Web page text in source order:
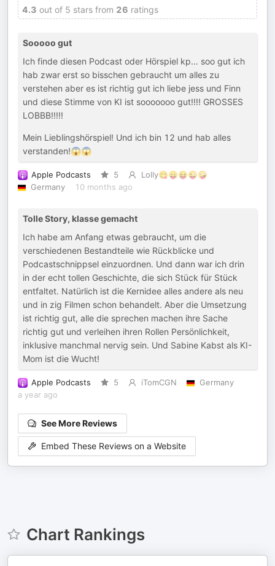
4.3 out of 5 stars from 26 ratings
Sooooo gut
Ich finde diesen Podcast oder Hörspiel kp… soo gut ich
hab zwar erst so bisschen gebraucht um alles zu
verstehen aber es ist richtig gut ich liebe jess und Finn
und diese Stimme von KI ist sooooooo gut!!!! GROSSES
LOBBB!!!!!
Mein Lieblingshörspiel! Und ich bin 12 und hab alles
verstanden!😱😱
Apple Podcasts 5
Lolly😋😛😝😜🤪
Germany
10 months ago
Tolle Story, klasse gemacht
Ich habe am Anfang etwas gebraucht, um die
verschiedenen Bestandteile wie Rückblicke und
Podcastschnippsel einzuordnen. Und dann war ich drin
in der echt tollen Geschichte, die sich Stück für Stück
entfaltet. Natürlich ist die Kernidee alles andere als neu
und in zig Filmen schon behandelt. Aber die Umsetzung
ist richtig gut, alle die sprechen machen ihre Sache
richtig gut und verleihen ihren Rollen Persönlichkeit,
inklusive manchmal nervig sein. Und Sabine Kabst als KI-
Mom ist die Wucht!
Apple Podcasts 5 iTomCGN
Germany
a year ago
See More Reviews
Embed These Reviews on a Website
Chart Rankings